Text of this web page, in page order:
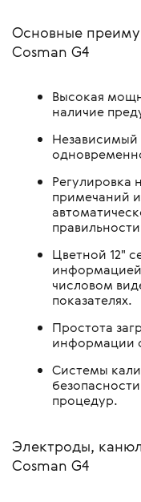
Основные
Cosman G4
Высокая
наличие
Независимый
Регулировка
примечаний
Цветной 12"
числовом
показателях.
Простота
информации
Системы
процедур.
Электроды,
Cosman G4